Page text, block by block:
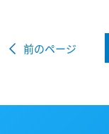
前のページ